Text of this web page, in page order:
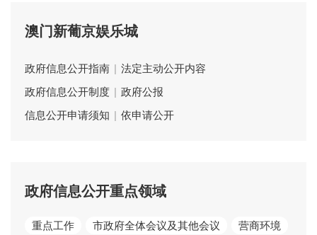
澳门新葡京娱乐城
政府信息公开指南 | 法定主动公开内容
政府信息公开制度 | 政府公报
信息公开申请须知 | 依申请公开
政府信息公开重点领域
重点工作 市政府全体会议及其他会议 营商环境